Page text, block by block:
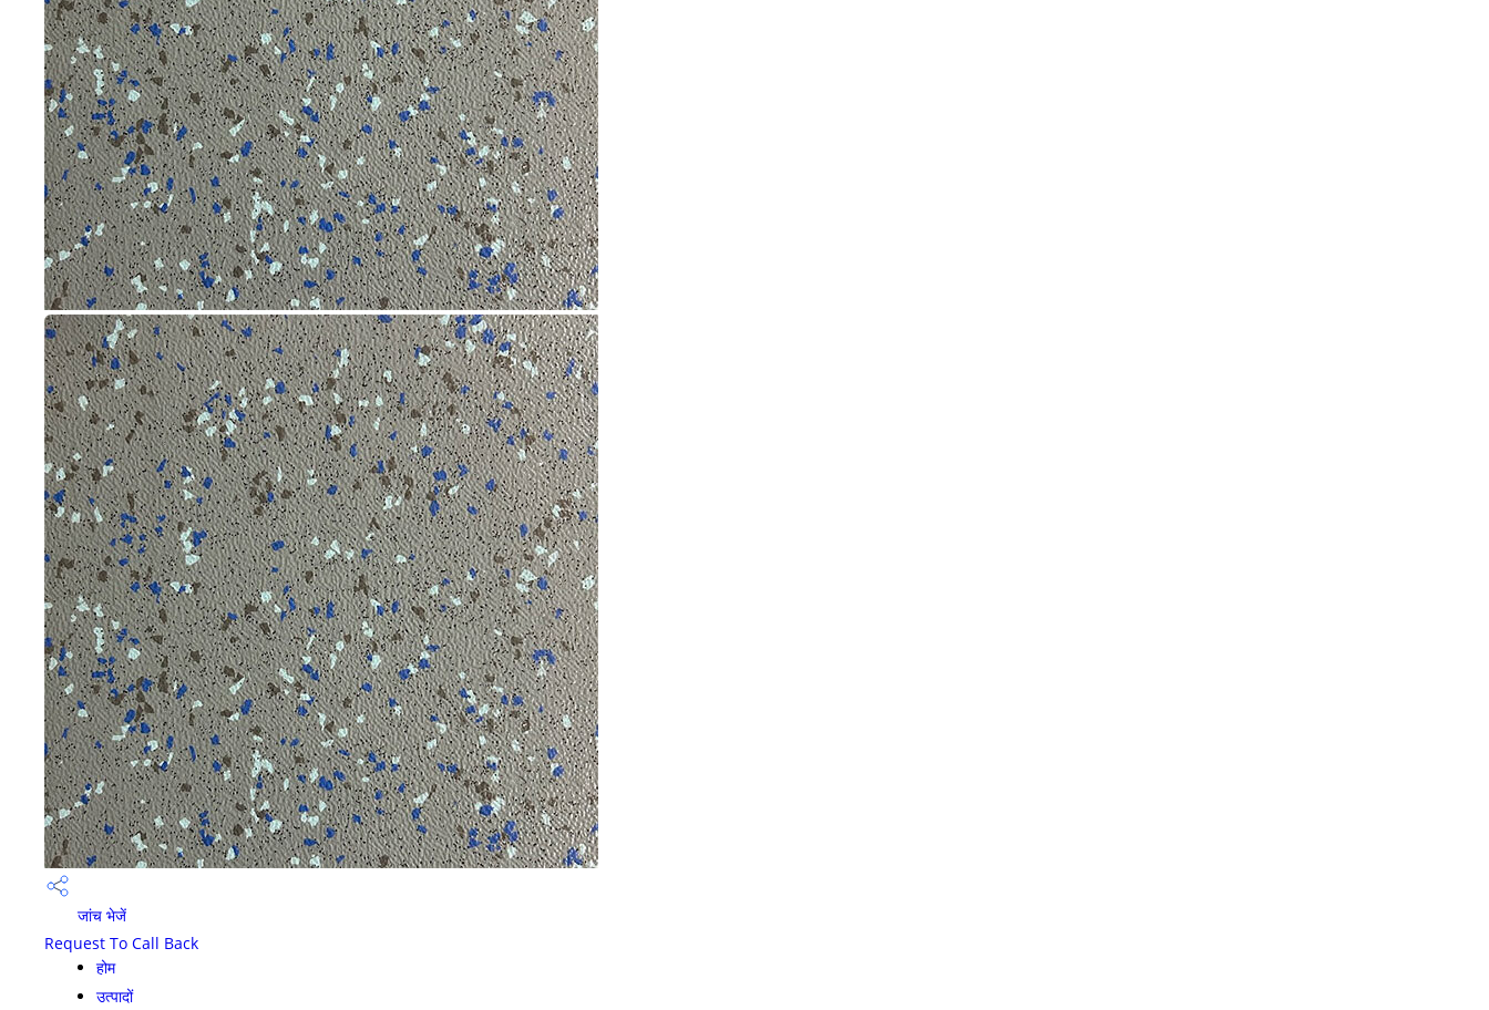
जांच भेजें
Request To Call Back
होम
उत्पादों